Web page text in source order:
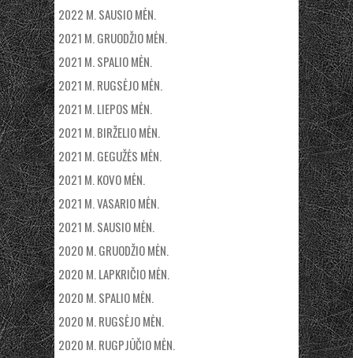
2022 M. SAUSIO MĖN.
2021 M. GRUODŽIO MĖN.
2021 M. SPALIO MĖN.
2021 M. RUGSĖJO MĖN.
2021 M. LIEPOS MĖN.
2021 M. BIRŽELIO MĖN.
2021 M. GEGUŽĖS MĖN.
2021 M. KOVO MĖN.
2021 M. VASARIO MĖN.
2021 M. SAUSIO MĖN.
2020 M. GRUODŽIO MĖN.
2020 M. LAPKRIČIO MĖN.
2020 M. SPALIO MĖN.
2020 M. RUGSĖJO MĖN.
2020 M. RUGPJŪČIO MĖN.